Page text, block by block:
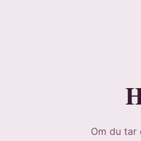
Om du tar